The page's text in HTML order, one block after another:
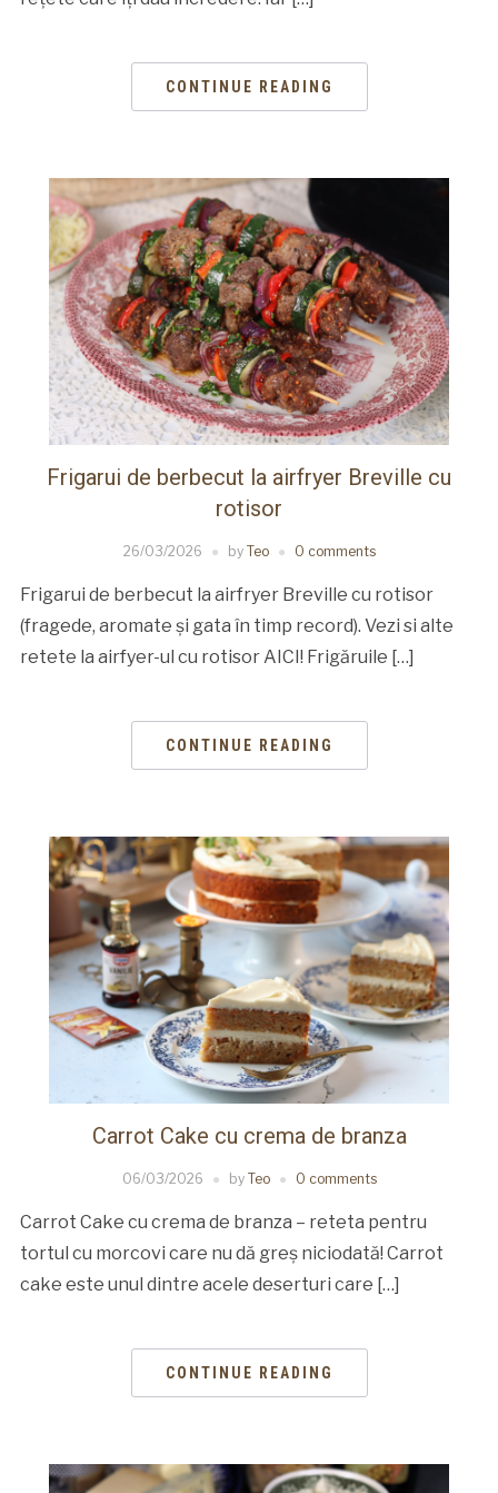
CONTINUE READING
Frigarui de berbecut la airfryer Breville cu
rotisor
26/03/2026 by Teo 0 comments
Frigarui de berbecut la airfryer Breville cu rotisor
(fragede, aromate și gata în timp record). Vezi si alte
retete la airfyer-ul cu rotisor AICI! Frigăruile […]
CONTINUE READING
Carrot Cake cu crema de branza
06/03/2026 by Teo 0 comments
Carrot Cake cu crema de branza – reteta pentru
tortul cu morcovi care nu dă greș niciodată! Carrot
cake este unul dintre acele deserturi care […]
CONTINUE READING